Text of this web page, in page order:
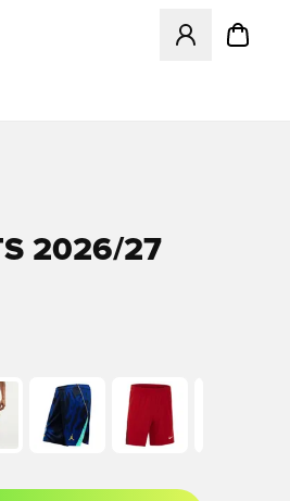
Öffnet ein
2026/27